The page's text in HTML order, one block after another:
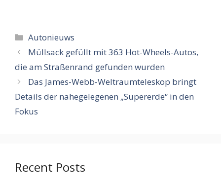
Categorieën
Autonieuws
Müllsack gefüllt mit 363 Hot-Wheels-Autos,
die am Straßenrand gefunden wurden
Das James-Webb-Weltraumteleskop bringt
Details der nahegelegenen „Supererde“ in den
Fokus
Recent Posts